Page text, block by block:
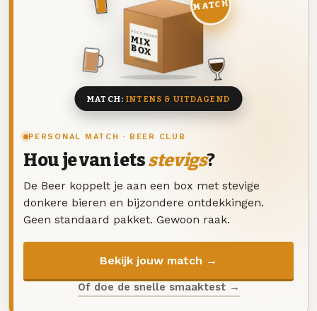
PERSONAL MATCH · BEER CLUB
Hou je van ietsstevigs?
De Beer koppelt je aan een box met stevige
donkere bieren en bijzondere ontdekkingen.
Geen standaard pakket. Gewoon raak.
Bekijk jouw match →
Of doe de snelle smaaktest →
DEZE MAAND
MIX
BOX
8 BIEREN
MATCH
MATCH:INTENS & UITDAGEND